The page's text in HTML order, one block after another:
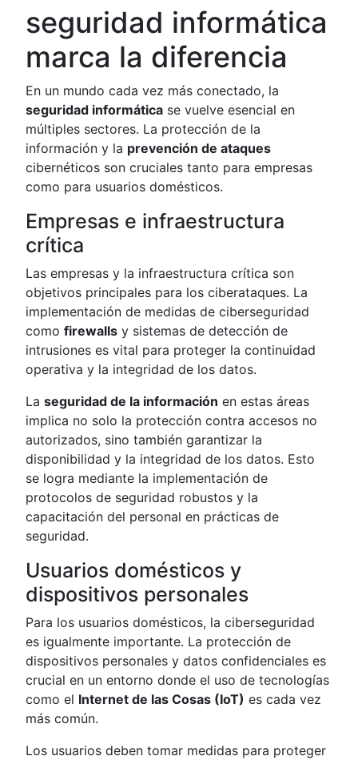
seguridad informática
marca la diferencia
En un mundo cada vez más conectado, la
seguridad informática se vuelve esencial en
múltiples sectores. La protección de la
información y la prevención de ataques
cibernéticos son cruciales tanto para empresas
como para usuarios domésticos.
Empresas e infraestructura
crítica
Las empresas y la infraestructura crítica son
objetivos principales para los ciberataques. La
implementación de medidas de ciberseguridad
comofirewalls y sistemas de detección de
intrusiones es vital para proteger la continuidad
operativa y la integridad de los datos.
Laseguridad de la información en estas áreas
implica no solo la protección contra accesos no
autorizados, sino también garantizar la
disponibilidad y la integridad de los datos. Esto
se logra mediante la implementación de
protocolos de seguridad robustos y la
capacitación del personal en prácticas de
seguridad.
Usuarios domésticos y
dispositivos personales
Para los usuarios domésticos, la ciberseguridad
es igualmente importante. La protección de
dispositivos personales y datos confidenciales es
crucial en un entorno donde el uso de tecnologías
como el Internet de las Cosas (IoT) es cada vez
más común.
Los usuarios deben tomar medidas para proteger